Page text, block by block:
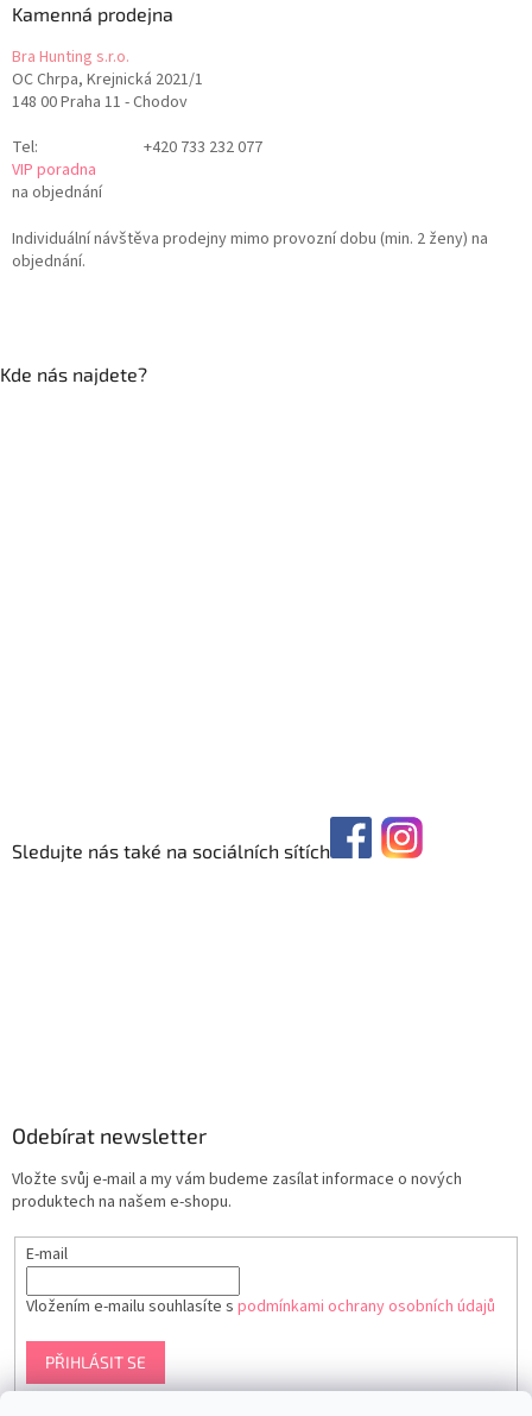
Kamenná prodejna
Bra Hunting s.r.o.
OC Chrpa, Krejnická 2021/1
148 00 Praha 11 - Chodov
Tel:
+420 733 232 077
VIP poradna
na objednání
Individuální návštěva prodejny mimo provozní dobu (min. 2 ženy) na
objednání.
Kde nás najdete?
Sledujte nás také na sociálních sítích
Odebírat newsletter
Vložte svůj e-mail a my vám budeme zasílat informace o nových
produktech na našem e-shopu.
E-mail
Vložením e-mailu souhlasíte s podmínkami ochrany osobních údajů
PŘIHLÁSIT SE